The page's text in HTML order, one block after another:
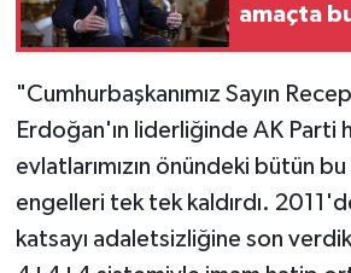
amaçta
"Cumhurbaşkanımız Sayın
Erdoğan'ın liderliğinde AK Parti
evlatlarımızın önündeki bütün bu
engelleri tek tek kaldırdı.
katsayı adaletsizliğine son